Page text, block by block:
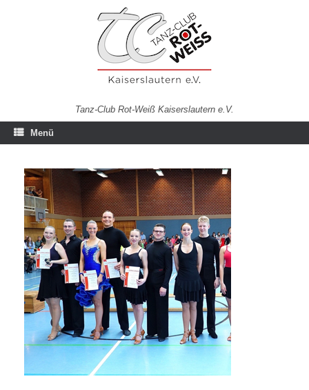
Tanz-Club Rot-Weiß Kaiserslautern e.V.
Menü